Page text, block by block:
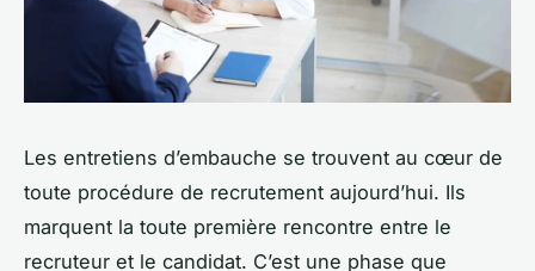
Les entretiens d’embauche se trouvent au cœur de
toute procédure de recrutement aujourd’hui. Ils
marquent la toute première rencontre entre le
recruteur et le candidat. C’est une phase que